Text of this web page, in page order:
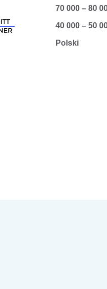
70 000 – 80
40 000 – 50
Polski